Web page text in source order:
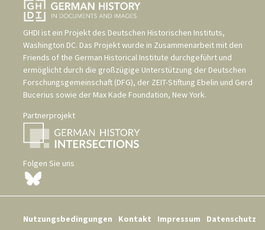
GHDI ist ein Projekt des Deutschen Historischen Instituts,
Washington DC. Das Projekt wurde in Zusammenarbeit mit den
Friends of the German Historical Institute durchgeführt und
ermöglicht durch die großzügige Unterstützung der Deutschen
Forschungsgemeinschaft (DFG), der ZEIT-Stiftung Ebelin und Gerd
Bucerius sowie der Max Kade Foundation, New York.
Partnerprojekt
Folgen Sie uns
Nutzungsbedingungen Kontakt Impressum Datenschutz